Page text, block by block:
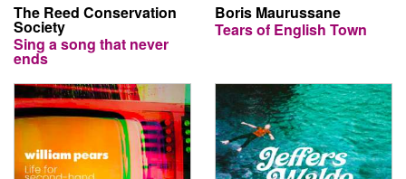
The Reed Conservation
Society
Sing a song that never
ends
Boris Maurussane
Tears of English Town